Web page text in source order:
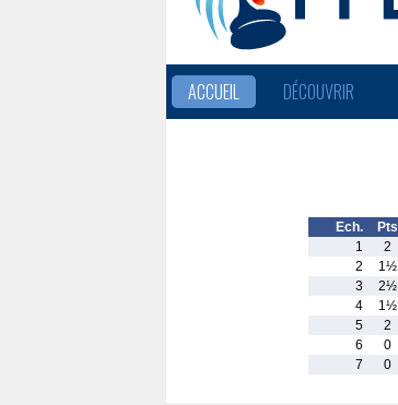
ACCUEIL DÉCOUVRIR
Ech. Pts
1
2
2
1½
3
2½
4
1½
5
2
6
0
7
0